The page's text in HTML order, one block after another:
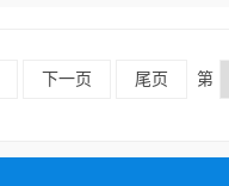
下一页 尾页 第